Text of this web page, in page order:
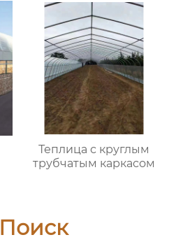
Теплица с круглым
трубчатым каркасом
Поиск